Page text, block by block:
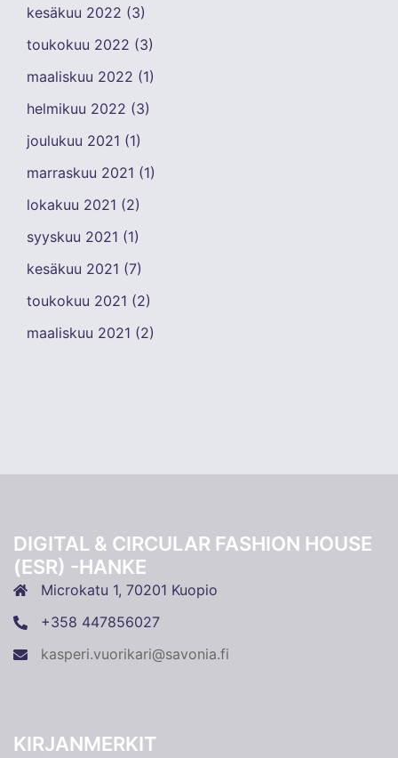
kesäkuu 2022 (3)
toukokuu 2022 (3)
maaliskuu 2022 (1)
helmikuu 2022 (3)
joulukuu 2021 (1)
marraskuu 2021 (1)
lokakuu 2021 (2)
syyskuu 2021 (1)
kesäkuu 2021 (7)
toukokuu 2021 (2)
maaliskuu 2021 (2)
DIGITAL & CIRCULAR FASHION HOUSE
(ESR) -HANKE
Microkatu 1, 70201 Kuopio
+358 447856027
kasperi.vuorikari@savonia.fi
KIRJANMERKIT